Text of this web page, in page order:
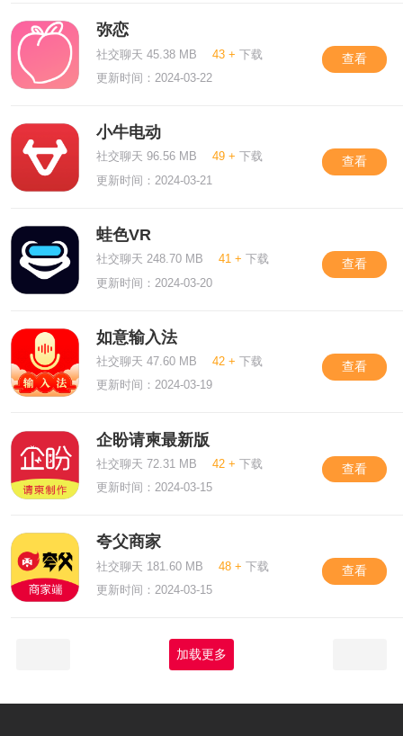
弥恋
社交聊天 45.38 MB 43 + 下载
更新时间：2024-03-22
查看
小牛电动
社交聊天 96.56 MB 49 + 下载
更新时间：2024-03-21
查看
蛙色VR
社交聊天 248.70 MB 41 + 下载
更新时间：2024-03-20
查看
如意输入法
社交聊天 47.60 MB 42 + 下载
更新时间：2024-03-19
查看
企盼请柬最新版
社交聊天 72.31 MB 42 + 下载
更新时间：2024-03-15
查看
夸父商家
社交聊天 181.60 MB 48 + 下载
更新时间：2024-03-15
查看
加载更多